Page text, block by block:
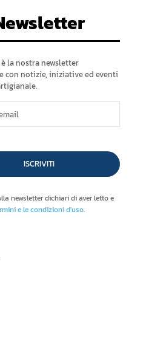
è la nostra newsletter
con notizie, iniziative ed eventi
ISCRIVITI
newsletter dichiari di aver letto e
e le condizioni d'uso.